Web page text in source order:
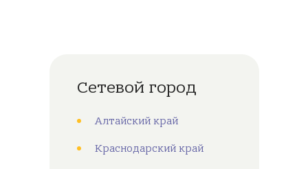
Сетевой город
Алтайский край
Краснодарский край